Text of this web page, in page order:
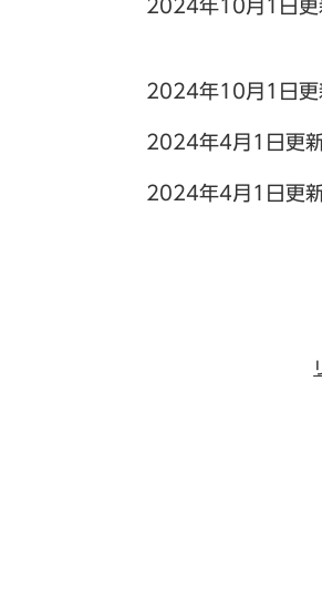
2024年10月1日更
2024年10月1日更
2024年4月1日更
2024年4月1日更